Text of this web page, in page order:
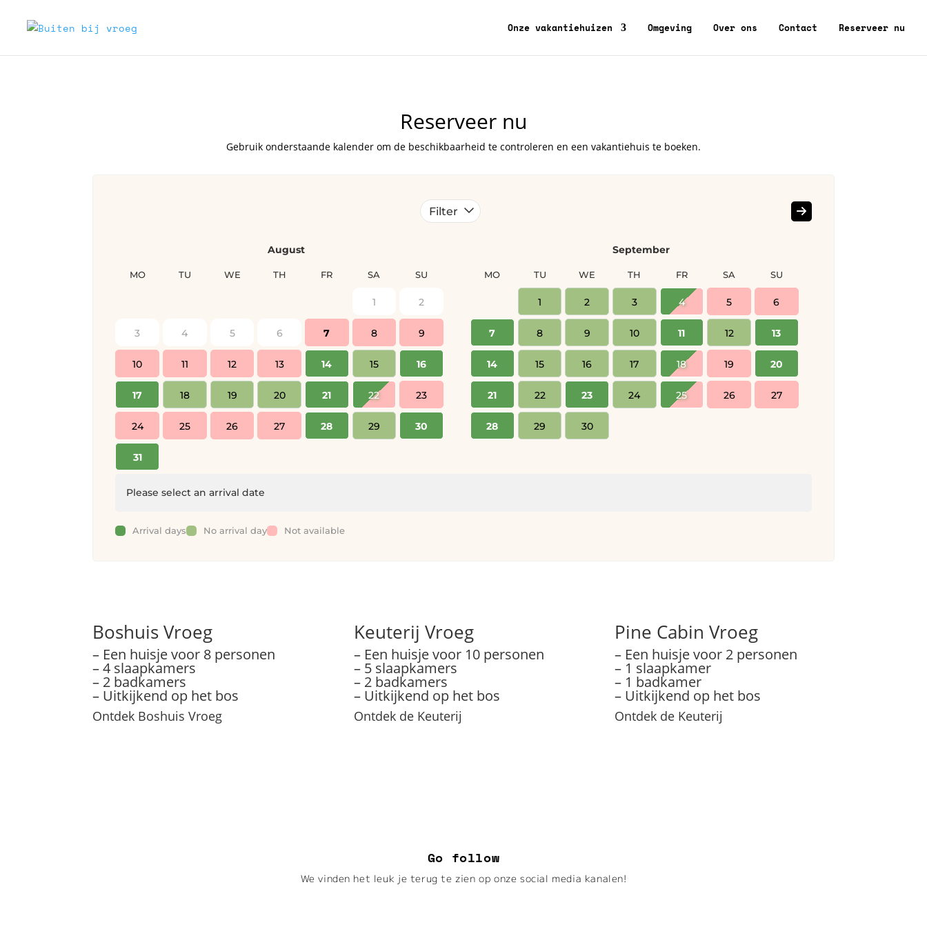
Onze vakantiehuizen Omgeving Over ons Contact Reserveer nu
Reserveer nu
Gebruik onderstaande kalender om de beschikbaarheid te controleren en een vakantiehuis te boeken.
Filter
August
MO TU WE TH FR SA SU
1 2
3 4 5 6 7 8 9
10 11 12 13 14 15 16
17 18 19 20 21 22 23
24 25 26 27 28 29 30
31
September
MO TU WE TH FR SA SU
1 2 3 4 5 6
7 8 9 10 11 12 13
14 15 16 17 18 19 20
21 22 23 24 25 26 27
28 29 30
Please select an arrival date
Arrival days No arrival day Not available
Boshuis Vroeg
– Een huisje voor 8 personen
– 4 slaapkamers
– 2 badkamers
– Uitkijkend op het bos
Ontdek Boshuis Vroeg
Keuterij Vroeg
– Een huisje voor 10 personen
– 5 slaapkamers
– 2 badkamers
– Uitkijkend op het bos
Ontdek de Keuterij
Pine Cabin Vroeg
– Een huisje voor 2 personen
– 1 slaapkamer
– 1 badkamer
– Uitkijkend op het bos
Ontdek de Keuterij
Go follow
We vinden het leuk je terug te zien op onze social media kanalen!